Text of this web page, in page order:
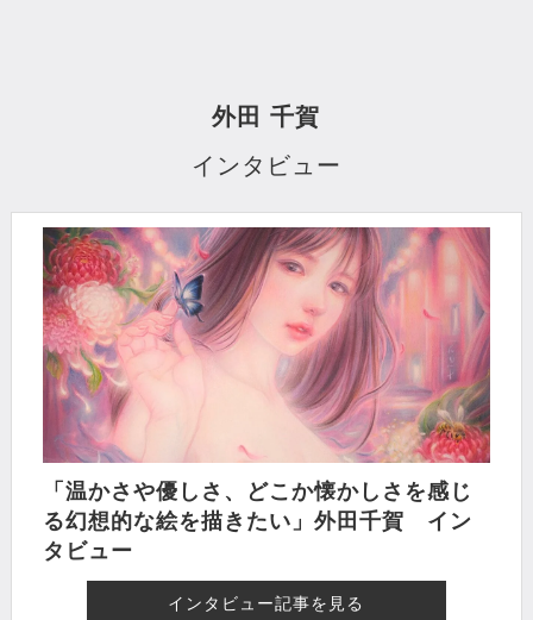
外田 千賀
インタビュー
「温かさや優しさ、どこか懐かしさを感じ
る幻想的な絵を描きたい」外田千賀 イン
タビュー
インタビュー記事を見る